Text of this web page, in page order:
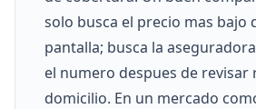
solo busca el precio mas bajo
pantalla; busca la
el numero despues de revisar
domicilio. En un mercado